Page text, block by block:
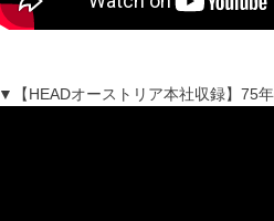
▼【HEADオーストリア本社収録】75